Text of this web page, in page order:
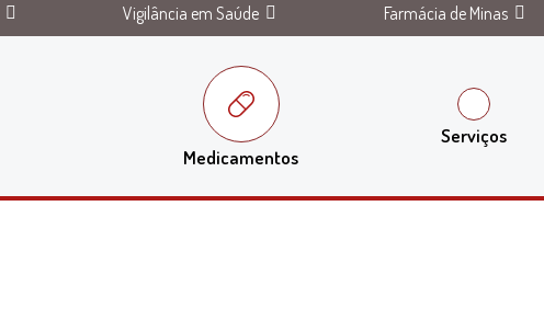
Vigilância em Saúde Farmácia de Minas
Medicamentos
Serviços